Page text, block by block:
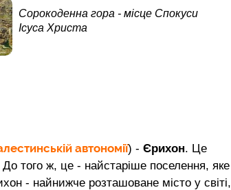
Сорокоденна гора - місце Спокуси
Ісуса Христа
автономії) - Єрихон. Це
того ж, це - найстаріше поселення, яке
- найнижче розташоване місто у світі,